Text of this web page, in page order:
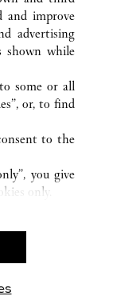
WEST
and improve
advertising
shown while
some or all
or, to find
to the
you give
only.